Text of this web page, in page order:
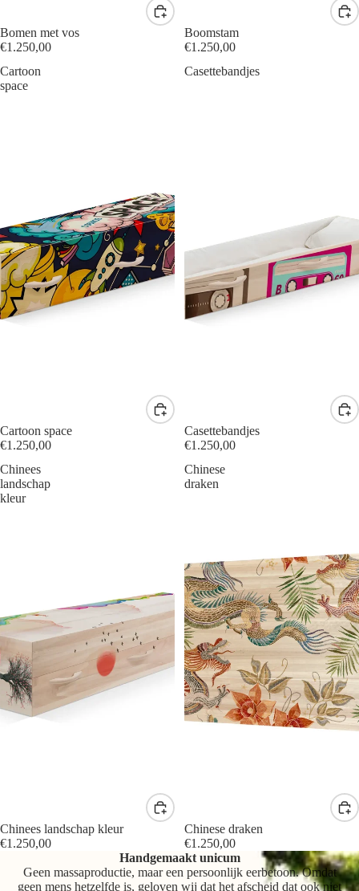
Bomen met vos
€1.250,00
Boomstam
€1.250,00
Cartoon
space
Cartoon space
€1.250,00
Casettebandjes
Casettebandjes
€1.250,00
Chinees
landschap
kleur
Chinees landschap kleur
€1.250,00
Chinese
draken
Chinese draken
€1.250,00
Handgemaakt unicum
Geen massaproductie, maar een persoonlijk eerbetoon. Omdat
geen mens hetzelfde is, geloven wij dat het afscheid dat ook niet